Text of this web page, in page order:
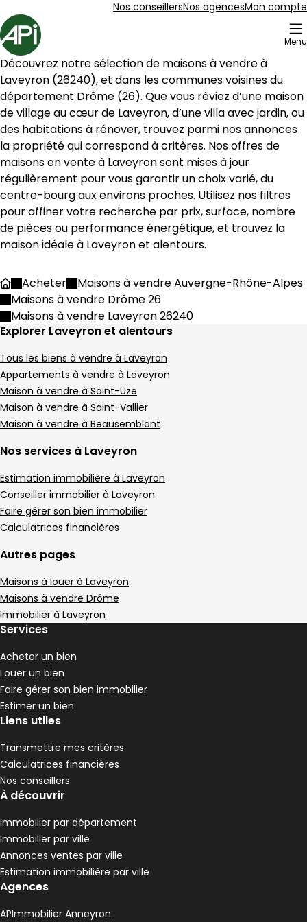
Nos conseillersNos agencesMon compte
Accueil
Menu
2 Maisons à vendre à Laveyron (26240)
95 m² 4 pièces Andancette
Aller à l'image1
Aller à l'image2
Aller à l'image3
Aller à l'image4
Aller à l'image5
262 500 €
Andancette - 26140
Maison • 4 pièces • 95 m²
DPE :
C 3 chambres
Terrain 417 m²
222 m² 10 pièces Sarras
Aller à l'image1
Aller à l'image 2
Aller à l'image 3
Aller à l'image 4
Aller à l'image5
Sarras - 07370
Maison • 10 pièces • 222 m²
DPE :
D 6 chambres
,
Terrain 879 m²
Laveyron (26240), et dans les communes voisines du
département Drôme (26). Que vous rêviez d’une maison
de village au cœur de Laveyron, d’une villa avec jardin, ou
des habitations à rénover, trouvez parmi nos annonces
la propriété qui correspond à critères. Nos offres de
maisons en vente à Laveyron sont mises à jour
régulièrement pour vous garantir un choix varié, du
centre-bourg aux environs proches. Utilisez nos filtres
pour affiner votre recherche par prix, surface, nombre
de pièces ou performance énergétique, et trouvez la
maison idéale à Laveyron et alentours.
AccueilAcheter
Maisons à vendre Auvergne-Rhône-Alpes
Maisons à vendre Drôme 26
Maisons à vendre Laveyron 26240
Explorer Laveyron et alentours
Tous les biens à vendre à Laveyron
Appartements à vendre à Laveyron
Maison à vendre à Saint-Uze
Maison à vendre à Saint-Vallier
Maison à vendre à Beausemblant
Nos services à Laveyron
Estimation immobilière à Laveyron
Conseiller immobilier à Laveyron
Faire gérer son bien immobilier
Calculatrices financières
Autres pages
Maisons à louer à Laveyron
Maisons à vendre Drôme
Immobilier à Laveyron
Services
Acheter un bien
Louer un bien
Faire gérer son bien immobilier
Estimer un bien
Liens utiles
Transmettre mes critères
Calculatrices financières
Nos conseillers
À découvrir
Immobilier par département
Immobilier par ville
Annonces ventes par ville
Estimation immobilière par ville
Agences
APImmobilier Anneyron